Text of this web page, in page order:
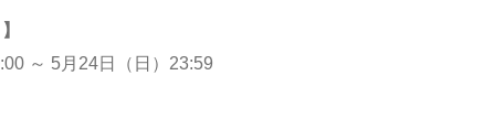
～ 5月24日（日）23:59